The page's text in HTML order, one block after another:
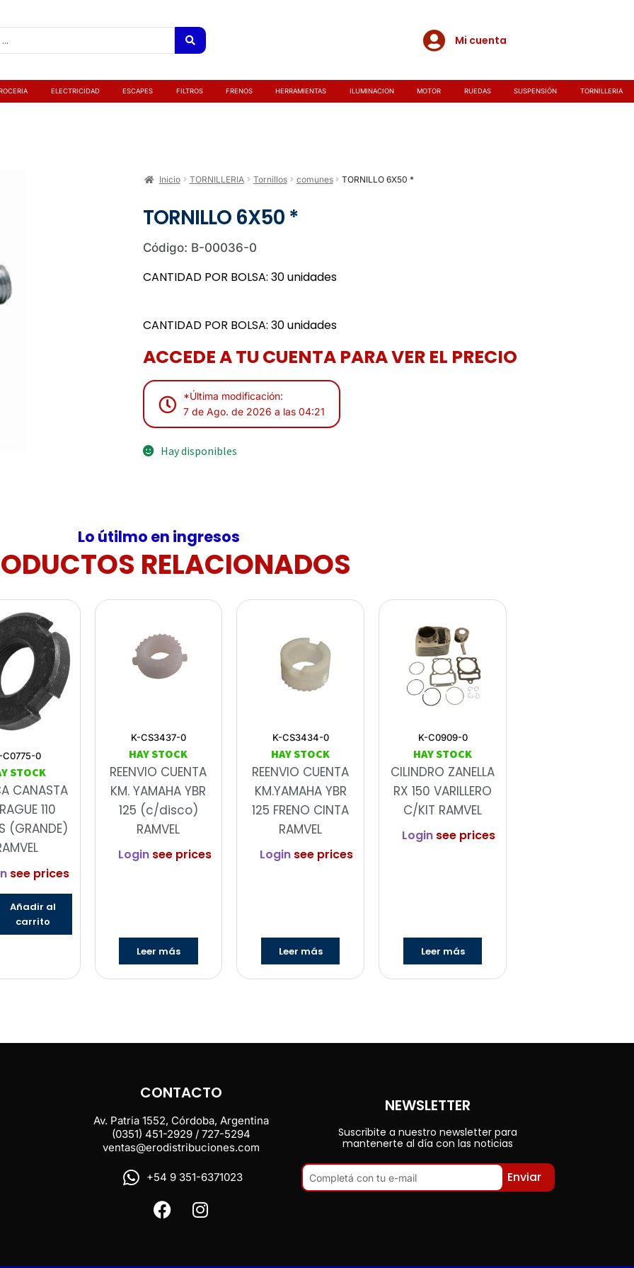
Mi cuenta
ELECTRICIDAD ESCAPES FILTROS FRENOS HERRAMIENTAS ILUMINACION MOTOR RUEDAS SUSPENSIÓN TORNILLERIA
Inicio TORNILLERIA Tornillos comunes TORNILLO 6X50 *
TORNILLO 6X50 *
Código: B-00036-0
CANTIDAD POR BOLSA: 30 unidades
CANTIDAD POR BOLSA: 30 unidades
ACCEDE A TU CUENTA PARA VER EL PRECIO
*Última modificación:
7 de Ago. de 2026 a las 04:21
Hay disponibles
Lo útilmo en ingresos
RELACIONADOS
C0775-0
STOCK
CANASTA
110
(GRANDE)
see prices
Añadir al
carrito
K-CS3437-0
HAY STOCK
REENVIO CUENTA
KM. YAMAHA YBR
125 (c/disco)
RAMVEL
Loginsee prices
Leer más
K-CS3434-0
HAY STOCK
REENVIO CUENTA
KM.YAMAHA YBR
125 FRENO CINTA
RAMVEL
Login see prices
Leer más
K-C0909-0
HAY STOCK
CILINDRO ZANELLA
RX 150 VARILLERO
C/KIT RAMVEL
Login see prices
Leer más
CONTACTO
Av. Patria 1552, Córdoba, Argentina
(0351) 451-2929 / 727-5294
ventas@erodistribuciones.com
+54 9 351-6371023
NEWSLETTER
Suscribite a nuestro newsletter para
mantenerte al día con las noticias
Enviar